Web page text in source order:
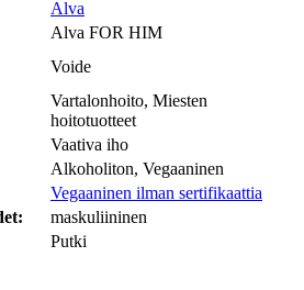
Alva
Alva FOR HIM
Voide
Vartalonhoito, Miesten
hoitotuotteet
Vaativa iho
Alkoholiton, Vegaaninen
Vegaaninen ilman sertifikaattia
maskuliininen
Putki